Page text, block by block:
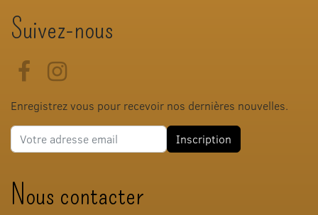
Suivez-nous
FacebookInstagram
Enregistrez vous pour recevoir nos dernières nouvelles.
Adresse e-mail
Inscription
Nous contacter